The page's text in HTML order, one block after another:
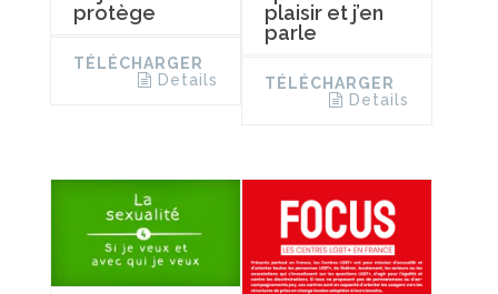
protège
TÉLÉCHARGER
Details
plaisir et j’en
parle
TÉLÉCHARGER
Details